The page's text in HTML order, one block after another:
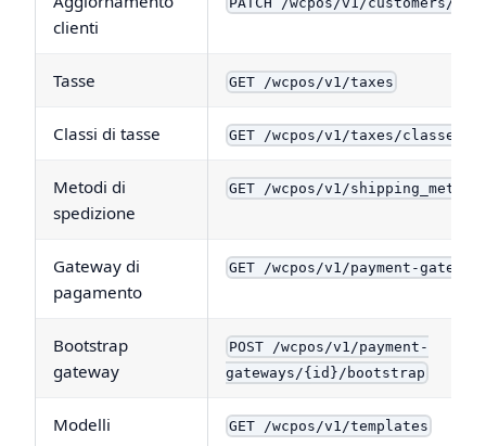
clienti
Tasse GET /wcpos/v1/taxes
Classi di tasse GET /wcpos/v1/taxes/classes
Metodi di
spedizione
GET /wcpos/v1/
Gateway di
pagamento
GET /wcpos/v1/payment-
Bootstrap
gateway
POST /wcpos/v1/payment-
gateways/{id}/bootstrap
Modelli GET /wcpos/v1/templates